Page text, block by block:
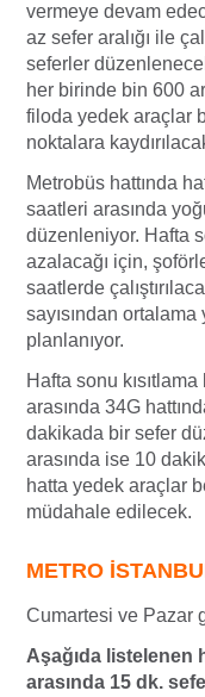
vermeye devam
az sefer aralığı ile
seferler
her birinde bin 600
filoda yedek araçlar
noktalara
Metrobüs hattında
saatleri arasında
düzenleniyor. Hafta
azalacağı için,
saatlerde
sayısından
planlanıyor.
Hafta sonu
arasında 34G
dakikada bir sefer
arasında ise 10
hatta yedek araçlar
müdahale edilecek.
METRO
Cumartesi ve Pazar
Aşağıda listelenen
arasında 15 dk.